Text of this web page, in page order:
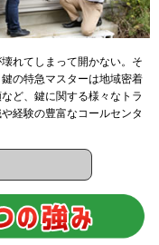
れてしまって開かない。そ
の特急マスターは地域密着
ど、鍵に関する様々なトラ
経験の豊富なコールセンタ